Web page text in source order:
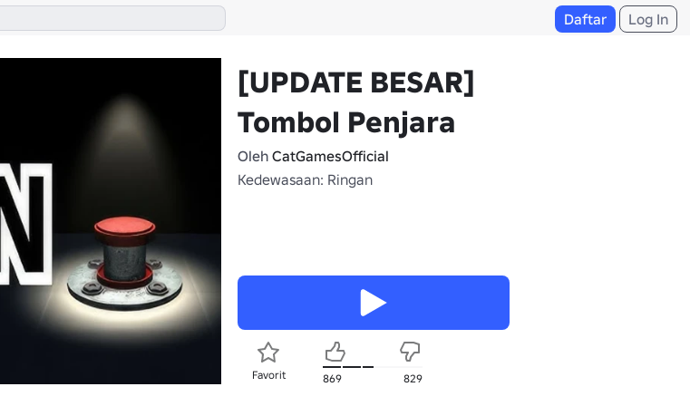
Daftar Log In
[UPDATE BESAR]
Tombol Penjara
Oleh CatGamesOfficial
Kedewasaan: Ringan
Favorit 869 829